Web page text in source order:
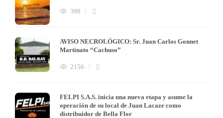
398
AVISO NECROLÓGICO: Sr. Juan Carlos Gonnet
Martinato “Cachuso”
2156
FELPI S.A.S. inicia una nueva etapa y asume la
operación de su local de Juan Lacaze como
distribuidor de Bella Flor